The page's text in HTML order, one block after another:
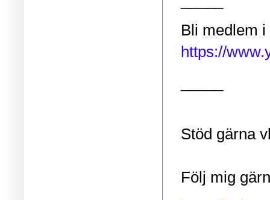
Bli medlem
https://
Stöd gärna
Följ mig